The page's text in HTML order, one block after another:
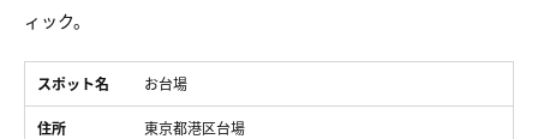
ィック。
スポット名 お台場
住所 東京都港区台場